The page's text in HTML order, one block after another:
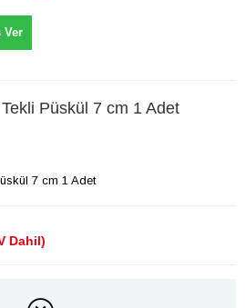
Ver
Püskül 7 cm 1 Adet
7 cm 1 Adet
Dahil)